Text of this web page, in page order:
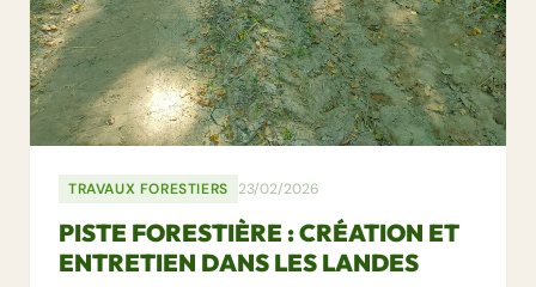
TRAVAUX FORESTIERS 23/02/2026
PISTE FORESTIÈRE : CRÉATION ET
ENTRETIEN DANS LES LANDES